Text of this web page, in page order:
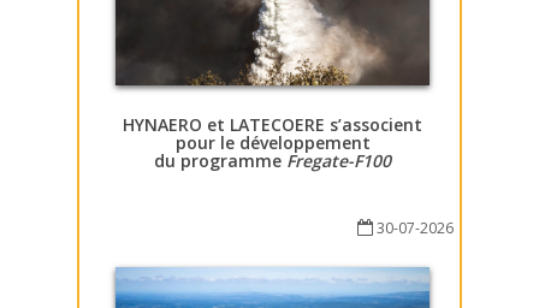
HYNAERO et LATECOERE s’associent
pour le développement
du programme Fregate-F100
30-07-2026